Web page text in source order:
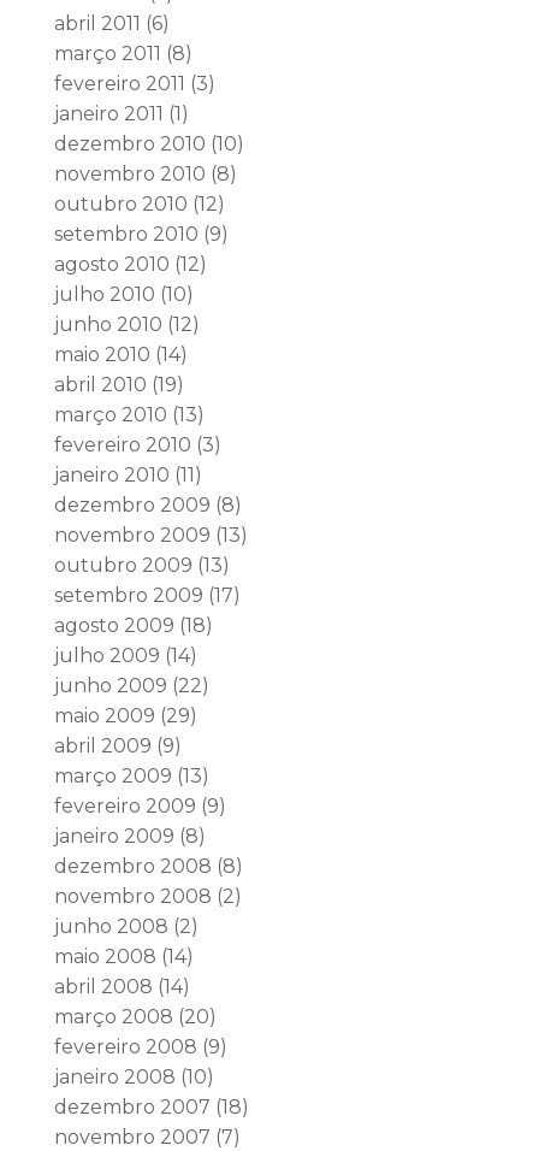
abril 2011 (6)
março 2011 (8)
fevereiro 2011 (3)
janeiro 2011 (1)
dezembro 2010 (10)
novembro 2010 (8)
outubro 2010 (12)
setembro 2010 (9)
agosto 2010 (12)
julho 2010 (10)
junho 2010 (12)
maio 2010 (14)
abril 2010 (19)
março 2010 (13)
fevereiro 2010 (3)
janeiro 2010 (11)
dezembro 2009 (8)
novembro 2009 (13)
outubro 2009 (13)
setembro 2009 (17)
agosto 2009 (18)
julho 2009 (14)
junho 2009 (22)
maio 2009 (29)
abril 2009 (9)
março 2009 (13)
fevereiro 2009 (9)
janeiro 2009 (8)
dezembro 2008 (8)
novembro 2008 (2)
junho 2008 (2)
maio 2008 (14)
abril 2008 (14)
março 2008 (20)
fevereiro 2008 (9)
janeiro 2008 (10)
dezembro 2007 (18)
novembro 2007 (7)